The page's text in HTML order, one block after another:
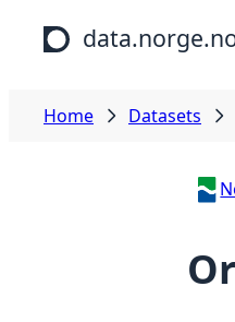
Skip to main content
Home Datasets